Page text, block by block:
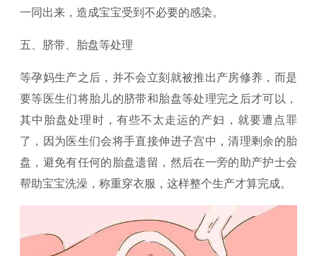
一同出来，造成宝宝受到不必要的感染。
五、脐带、胎盘等处理
等孕妈生产之后，并不会立刻就被推出产房修养，而是
要等医生们将胎儿的脐带和胎盘等处理完之后才可以，
其中胎盘处理时，有些不太走运的产妇，就要遭点罪
了，因为医生们会将手直接伸进子宫中，清理剩余的胎
盘，避免有任何的胎盘遗留，然后在一旁的助产护士会
帮助宝宝洗澡，称重穿衣服，这样整个生产才算完成。